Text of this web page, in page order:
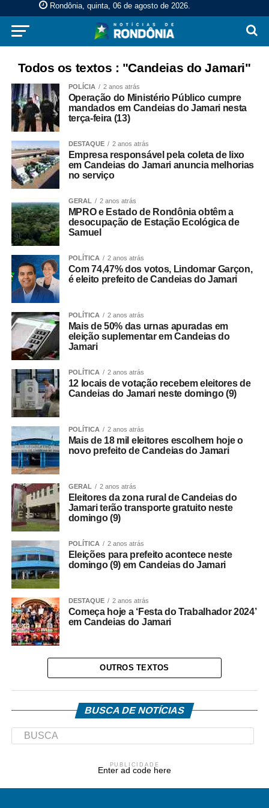
Rondônia, quinta, 06 de agosto de 2026.
Todos os textos : "Candeias do Jamari"
POLÍCIA 2 anos atrás
Operação do Ministério Público cumpre
mandados em Candeias do Jamari nesta
terça-feira (13)
DESTAQUE 2 anos atrás
Empresa responsável pela coleta de lixo
em Candeias do Jamari anuncia melhorias
no serviço
GERAL 2 anos atrás
MPRO e Estado de Rondônia obtêm a
desocupação de Estação Ecológica de
Samuel
POLÍTICA 2 anos atrás
Com 74,47% dos votos, Lindomar Garçon,
é eleito prefeito de Candeias do Jamari
POLÍTICA 2 anos atrás
Mais de 50% das urnas apuradas em
eleição suplementar em Candeias do
Jamari
POLÍTICA 2 anos atrás
12 locais de votação recebem eleitores de
Candeias do Jamari neste domingo (9)
POLÍTICA 2 anos atrás
Mais de 18 mil eleitores escolhem hoje o
novo prefeito de Candeias do Jamari
GERAL 2 anos atrás
Eleitores da zona rural de Candeias do
Jamari terão transporte gratuito neste
domingo (9)
POLÍTICA 2 anos atrás
Eleições para prefeito acontece neste
domingo (9) em Candeias do Jamari
DESTAQUE 2 anos atrás
Começa hoje a ‘Festa do Trabalhador 2024’
em Candeias do Jamari
OUTROS TEXTOS
BUSCA DE NOTÍCIAS
PUBLICIDADE
Enter ad code here